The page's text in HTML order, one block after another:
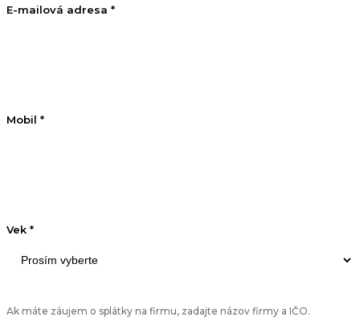
E-mailová adresa *
Mobil *
Vek *
Ak máte záujem o splátky na firmu, zadajte názov firmy a IČO.